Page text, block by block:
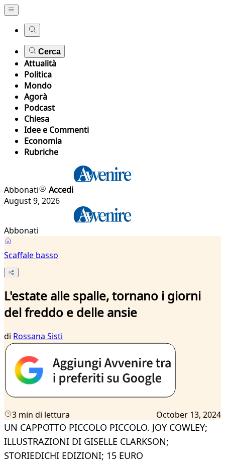
Cerca
Attualità
Politica
Mondo
Agorà
Podcast
Chiesa
Idee e Commenti
Economia
Rubriche
Abbonati
Accedi
August 9, 2026
Abbonati
Scaffale basso
L'estate alle spalle, tornano i giorni
del freddo e delle ansie
di Rossana Sisti
3 min di lettura October 13, 2024
UN CAPPOTTO PICCOLO PICCOLO. JOY COWLEY;
ILLUSTRAZIONI DI GISELLE CLARKSON;
STORIEDICHI EDIZIONI; 15 EURO